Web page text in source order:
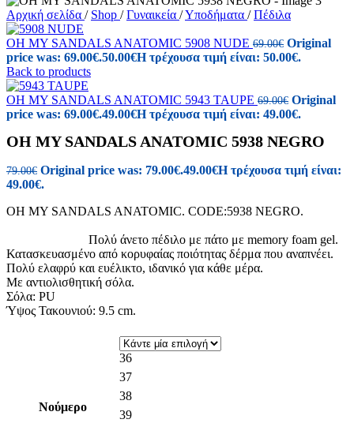
Αρχική σελίδα / Shop / Γυναικεία /Υποδήματα / Πέδιλα
OH MY SANDALS ANATOMIC 5908 NUDE 69.00€ Original
price was: 69.00€.50.00€Η τρέχουσα τιμή είναι: 50.00€.
Back to products
OH MY SANDALS ANATOMIC 5943 TAUPE 69.00€ Original
price was: 69.00€.49.00€Η τρέχουσα τιμή είναι: 49.00€.
OH MY SANDALS ANATOMIC 5938 NEGRO
79.00€ Original price was: 79.00€.49.00€Η τρέχουσα τιμή είναι:
49.00€.
OH MY SANDALS ANATOMIC. CODE:5938 NEGRO.
Πολύ άνετο πέδιλο με πάτο με memory foam gel.
Κατασκευασμένο από κορυφαίας ποιότητας δέρμα που αναπνέει.
Πολύ ελαφρύ και ευέλικτο, ιδανικό για κάθε μέρα.
Με αντιολισθητική σόλα.
Σόλα: PU
Ύψος Τακουνιού: 9.5 cm.
Νούμερο
36
37
38
39